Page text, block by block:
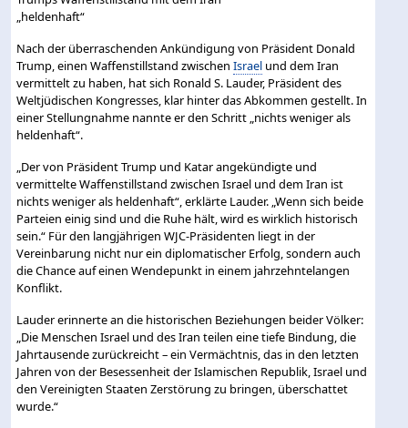
Nach der überraschenden Ankündigung von Präsident Donald
Trump, einen Waffenstillstand zwischenIsrael und dem Iran
vermittelt zu haben, hat sich Ronald S. Lauder, Präsident des
Weltjüdischen Kongresses, klar hinter das Abkommen gestellt. In
einer Stellungnahme nannte er den Schritt „nichts weniger als
heldenhaft“.
„Der von Präsident Trump und Katar angekündigte und
vermittelte Waffenstillstand zwischen Israel und dem Iran ist
nichts weniger als heldenhaft“, erklärte Lauder. „Wenn sich beide
Parteien einig sind und die Ruhe hält, wird es wirklich historisch
sein.“ Für den langjährigen WJC-Präsidenten liegt in der
Vereinbarung nicht nur ein diplomatischer Erfolg, sondern auch
die Chance auf einen Wendepunkt in einem jahrzehntelangen
Konflikt.
Lauder erinnerte an die historischen Beziehungen beider Völker:
„Die Menschen Israel und des Iran teilen eine tiefe Bindung, die
Jahrtausende zurückreicht – ein Vermächtnis, das in den letzten
Jahren von der Besessenheit der Islamischen Republik, Israel und
den Vereinigten Staaten Zerstörung zu bringen, überschattet
wurde.“